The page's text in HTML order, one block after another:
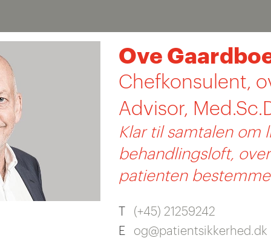
Ove
Chefkonsulent,
Advisor,
Klar til samtalen om
behandlingsloft,
patienten
T (+45) 21259242
E og@patientsikkerhed.dk